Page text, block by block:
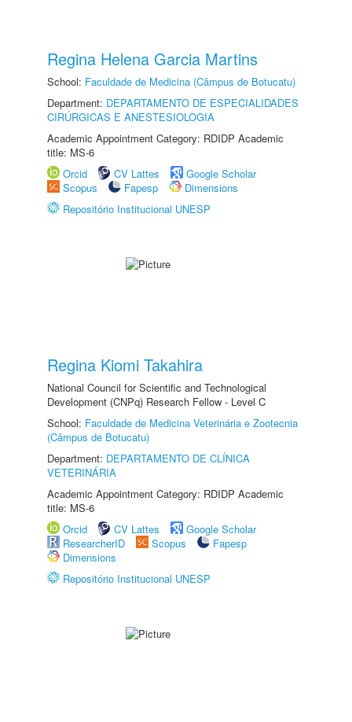
Regina Helena Garcia Martins
School: Faculdade de Medicina (Câmpus de Botucatu)
Department: DEPARTAMENTO DE ESPECIALIDADES
CIRÚRGICAS E ANESTESIOLOGIA
Academic Appointment Category: RDIDP Academic
title: MS-6
Orcid
CV Lattes
Google Scholar
Scopus
Fapesp
Dimensions
Repositório Institucional UNESP
Regina Kiomi Takahira
National Council for Scientific and Technological
Development (CNPq) Research Fellow - Level C
School: Faculdade de Medicina Veterinária e Zootecnia
(Câmpus de Botucatu)
Department: DEPARTAMENTO DE CLÍNICA
VETERINÁRIA
Academic Appointment Category: RDIDP Academic
title: MS-6
Orcid
CV Lattes
Google Scholar
ResearcherID
Scopus
Fapesp
Dimensions
Repositório Institucional UNESP